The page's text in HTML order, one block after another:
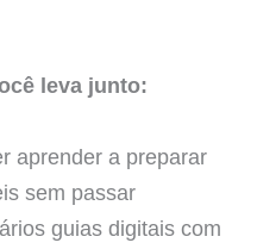
leva junto:
aprender a preparar
sem passar
guias digitais com